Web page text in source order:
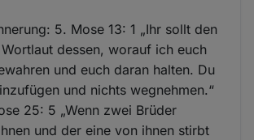
5. Mose 13: 1 „Ihr sollt den
dessen, worauf ich euch
und euch daran halten. Du
und nichts wegnehmen.“
25: 5 „Wenn zwei Brüder
und der eine von ihnen stirbt